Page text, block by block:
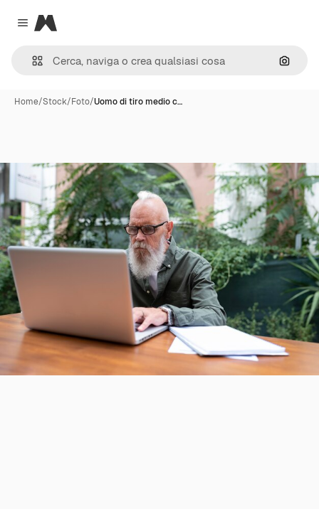
Close menu
Magnific
Cerca
Home/Stock/Foto/Uomo di tiro medio c…